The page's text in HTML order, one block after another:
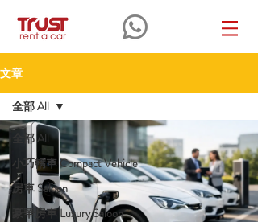
文章
全部 All
小巧轎車 Compact Vehicle
房車 Saloon
豪華房車 Luxury Saloon
全部 All